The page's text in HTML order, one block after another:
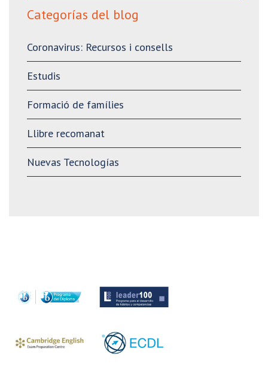
Categorías del blog
Coronavirus: Recursos i consells
Estudis
Formació de famílies
Llibre recomanat
Nuevas Tecnologías